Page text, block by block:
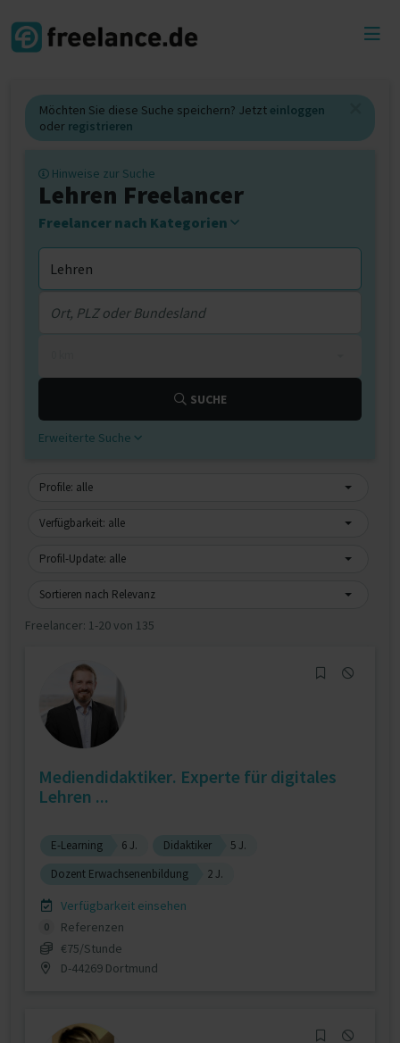
Möchten Sie diese Suche speichern? Jetzt einloggen
oder registrieren
Hinweise zur Suche
Lehren Freelancer
Freelancer nach Kategorien
SUCHE
Erweiterte Suche
Profile: alle
Verfügbarkeit: alle
Profil-Update: alle
Sortieren nach Relevanz
Freelancer: 1-20 von 135
Mediendidaktiker. Experte für digitales
Lehren ...
E-Learning 6 J. Didaktiker
5 J.
Dozent Erwachsenenbildung
2 J.
Verfügbarkeit einsehen
0
Referenzen
€75/Stunde
D-44269 Dortmund